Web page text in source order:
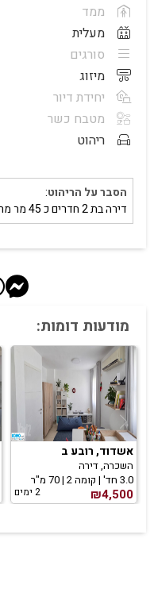
ממד
מעלית
סורגים
מיזוג
יחידת דיור
מטבח כשר
ריהוט
הסבר על הריהוט:
דירה בת 2 חדרים כ 45 מר מרוהטת קומפלט כולל מוצרי חשמל ומיזוג
מודעות דומות:
אשדוד, רובע ב
השכרה, דירה
3.0 חד' | קומה 2 | 70 מ"ר
₪4,500 2 ימים